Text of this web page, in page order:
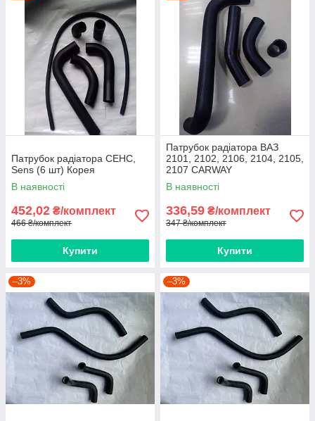
Патрубок радіатора СЕНС,
Sens (6 шт) Корея
В наявності
452,02 ₴/комплект
466 ₴/комплект
Купити
Патрубок радіатора ВАЗ
2101, 2102, 2106, 2104, 2105,
2107 CARWAY
В наявності
336,59 ₴/комплект
347 ₴/комплект
Купити
–3% –3%